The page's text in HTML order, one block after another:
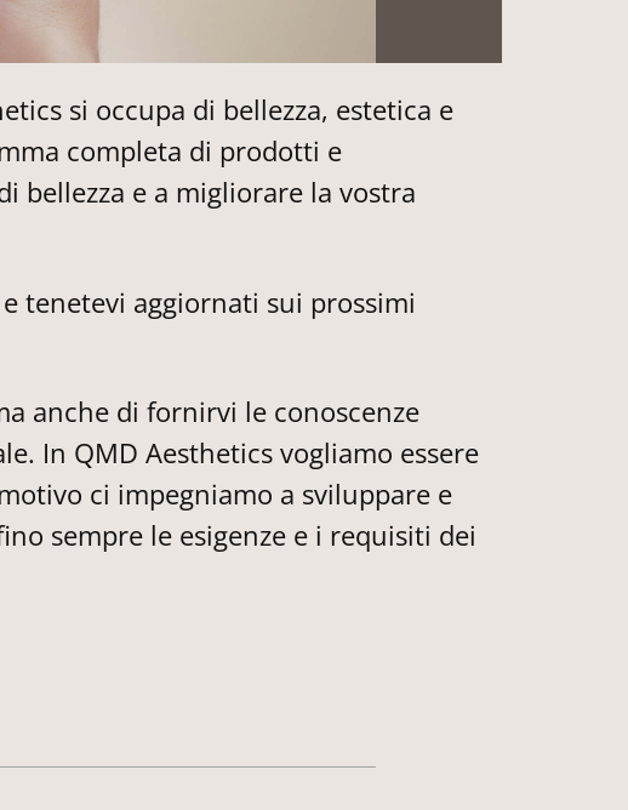
si occupa di bellezza, estetica e
completa di prodotti e
bellezza e a migliorare la vostra
tenetevi aggiornati sui prossimi
anche di fornirvi le conoscenze
In QMD Aesthetics vogliamo essere
ci impegniamo a sviluppare e
sempre le esigenze e i requisiti dei